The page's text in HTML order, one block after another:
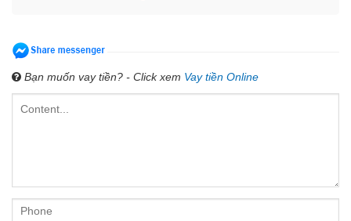
Bạn muốn vay tiền? - Click xem Vay tiền Online